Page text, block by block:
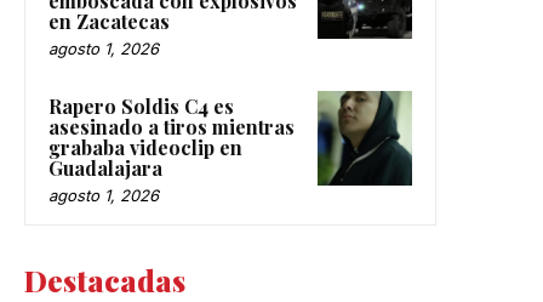
en Zacatecas
agosto 1, 2026
Rapero Soldis C4 es
asesinado a tiros mientras
grababa videoclip en
Guadalajara
agosto 1, 2026
Destacadas